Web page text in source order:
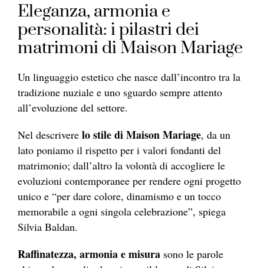
Eleganza, armonia e
personalità: i pilastri dei
matrimoni di Maison Mariage
Un linguaggio estetico che nasce dall’incontro tra la
tradizione nuziale e uno sguardo sempre attento
all’evoluzione del settore.
Nel descrivere lo stile di Maison Mariage, da un
lato poniamo il rispetto per i valori fondanti del
matrimonio; dall’altro la volontà di accogliere le
evoluzioni contemporanee per rendere ogni progetto
unico e “per dare colore, dinamismo e un tocco
memorabile a ogni singola celebrazione”, spiega
Silvia Baldan.
Raffinatezza, armonia e misura sono le parole